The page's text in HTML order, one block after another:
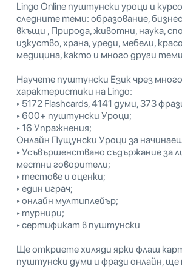
Lingo Online пуштунски уроци и
следните теми: образование,
вкъщи , Природа, животни, наука,
изкуство, храна, уреди, мебели,
медицина, както и много други
Научете пуштунски Език чрез
характеристики на Lingo:
‣ 5172 Flashcards, 4141 думи, 373
‣ 600+ пуштунски Уроци;
‣ 16 Упражнения;
Онлайн Пущунски Уроци за
‣ Усъвършенствано съдържание за
местни говорители;
‣ тестове и оценки;
‣ един играч;
‣ онлайн мултиплейър;
‣ турнири;
‣ сертификат в пуштунски
Ще откриете хиляди ярки флаш
пуштунски думи и фрази онлайн, ще